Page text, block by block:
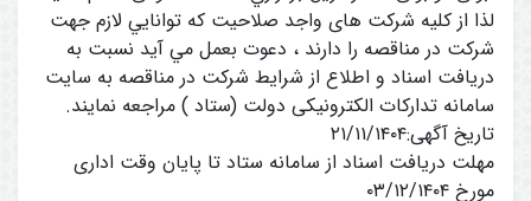
لذا از کلیه شرکت های واجد صلاحیت که توانايي لازم جهت
شرکت در مناقصه را دارند ، دعوت بعمل مي آيد نسبت به
دریافت اسناد و اطلاع از شرايط شركت در مناقصه به سایت
سامانه تدارکات الکترونیکی دولت (ستاد ) مراجعه نمايند.
تاریخ آگهی:۲۱/۱۱/۱۴۰۴
مهلت دریافت اسناد از سامانه ستاد تا پایان وقت اداری
مورخ ۰۳/۱۲/۱۴۰۴